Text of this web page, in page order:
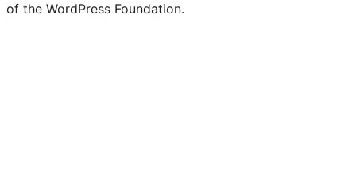
of the WordPress Foundation.